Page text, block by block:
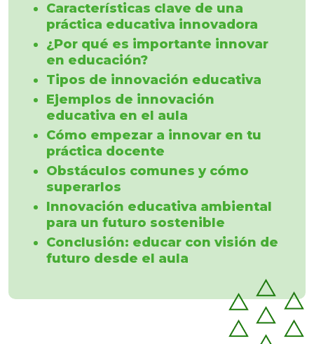
Características clave de una
práctica educativa innovadora
¿Por qué es importante innovar
en educación?
Tipos de innovación educativa
Ejemplos de innovación
educativa en el aula
Cómo empezar a innovar en tu
práctica docente
Obstáculos comunes y cómo
superarlos
Innovación educativa ambiental
para un futuro sostenible
Conclusión: educar con visión de
futuro desde el aula